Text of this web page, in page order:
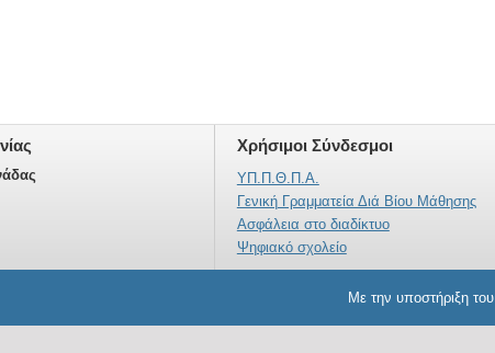
Χρήσιμοι Σύνδεσμοι
ΥΠ.Π.Θ.Π.Α.
Γενική Γραμματεία Διά Βίου Μάθησης
Ασφάλεια στο διαδίκτυο
Ψηφιακό σχολείο
Με την υποστήριξη του